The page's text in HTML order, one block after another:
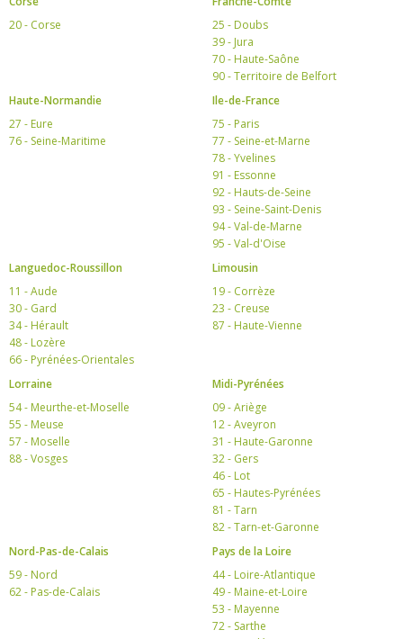
20 - Corse
25 - Doubs
39 - Jura
70 - Haute-Saône
90 - Territoire de Belfort
Haute-Normandie
27 - Eure
76 - Seine-Maritime
Ile-de-France
75 - Paris
77 - Seine-et-Marne
78 - Yvelines
91 - Essonne
92 - Hauts-de-Seine
93 - Seine-Saint-Denis
94 - Val-de-Marne
95 - Val-d'Oise
Languedoc-Roussillon
11 - Aude
30 - Gard
34 - Hérault
48 - Lozère
66 - Pyrénées-Orientales
Limousin
19 - Corrèze
23 - Creuse
87 - Haute-Vienne
Lorraine
54 - Meurthe-et-Moselle
55 - Meuse
57 - Moselle
88 - Vosges
Midi-Pyrénées
09 - Ariège
12 - Aveyron
31 - Haute-Garonne
32 - Gers
46 - Lot
65 - Hautes-Pyrénées
81 - Tarn
82 - Tarn-et-Garonne
Nord-Pas-de-Calais
59 - Nord
62 - Pas-de-Calais
Pays de la Loire
44 - Loire-Atlantique
49 - Maine-et-Loire
53 - Mayenne
72 - Sarthe